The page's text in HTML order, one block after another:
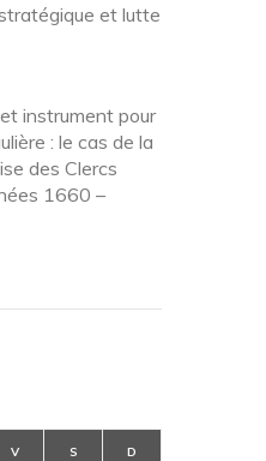
et lutte
instrument pour
: le cas de la
des Clercs
1660 –
V S D